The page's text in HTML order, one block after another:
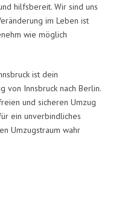
hilfsbereit. Wir sind uns
im Leben ist
wie möglich
ist dein
von Innsbruck nach Berlin.
und sicheren Umzug
ein unverbindliches
Umzugstraum wahr